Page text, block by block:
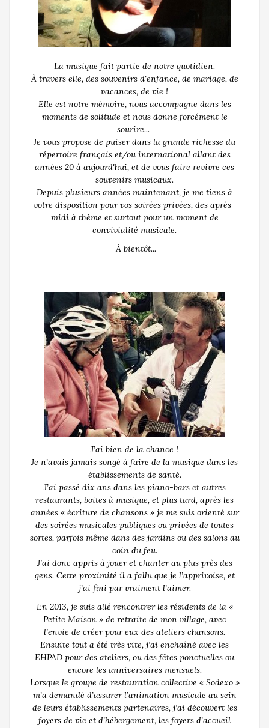
La musique fait partie de notre quotidien.
À travers elle, des souvenirs d'enfance, de mariage, de
vacances, de vie !
Elle est notre mémoire, nous accompagne dans les
moments de solitude et nous donne forcément le
sourire...
Je vous propose de puiser dans la grande richesse du
répertoire français et/ou international allant des
années 20 à aujourd'hui, et de vous faire revivre ces
souvenirs musicaux.
Depuis plusieurs années maintenant, je me tiens à
votre disposition pour vos soirées privées, des après-
midi à thème et surtout pour un moment de
convivialité musicale.
À bientôt...
J’ai bien de la chance !
Je n’avais jamais songé à faire de la musique dans les
établissements de santé.
J’ai passé dix ans dans les piano-bars et autres
restaurants, boites à musique, et plus tard, après les
années « écriture de chansons » je me suis orienté sur
des soirées musicales publiques ou privées de toutes
sortes, parfois même dans des jardins ou des salons au
coin du feu.
J’ai donc appris à jouer et chanter au plus près des
gens. Cette proximité il a fallu que je l’apprivoise, et
j’ai fini par vraiment l’aimer.
En 2013, je suis allé rencontrer les résidents de la «
Petite Maison » de retraite de mon village, avec
l’envie de créer pour eux des ateliers chansons.
Ensuite tout a été très vite, j’ai enchaîné avec les
EHPAD pour des ateliers, ou des fêtes ponctuelles ou
encore les anniversaires mensuels.
Lorsque le groupe de restauration collective « Sodexo »
m’a demandé d’assurer l’animation musicale au sein
de leurs établissements partenaires, j’ai découvert les
foyers de vie et d’hébergement, les foyers d’accueil